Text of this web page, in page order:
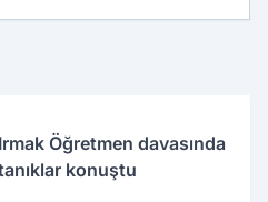
Irmak Öğretmen davasında
konuştu